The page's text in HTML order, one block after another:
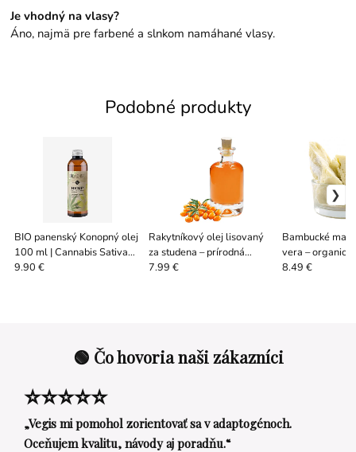
Je vhodný na vlasy?
Áno, najmä pre farbené a slnkom namáhané vlasy.
Podobné produkty
BIO panenský Konopný olej
100 ml | Cannabis Sativa
Seed Oil
9.90 €
Rakytníkový olej lisovaný
za studena – prírodná
regenerácia pokožky
7.99 €
Bambucké
vera –
maslo
8.49 €
🟢 Čo hovoria naši zákazníci
⭐⭐⭐⭐⭐
„Vegis mi pomohol zorientovať sa v adaptogénoch.
Oceňujem kvalitu, návody aj poradňu.“